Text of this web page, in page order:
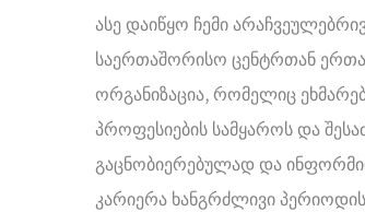
ასე დაიწყო ჩემი
საერთაშორისო ცენტრთან
ორგანიზაცია, რომელიც
პროფესიების სამყაროს და
გაცნობიერებულად და
კარიერა ხანგრძლივი